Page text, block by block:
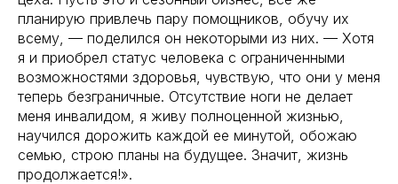
планирую привлечь пару помощников, обучу их
всему, — поделился он некоторыми из них. — Хотя
я и приобрел статус человека с ограниченными
возможностями здоровья, чувствую, что они у меня
теперь безграничные. Отсутствие ноги не делает
меня инвалидом, я живу полноценной жизнью,
научился дорожить каждой ее минутой, обожаю
семью, строю планы на будущее. Значит, жизнь
продолжается!».